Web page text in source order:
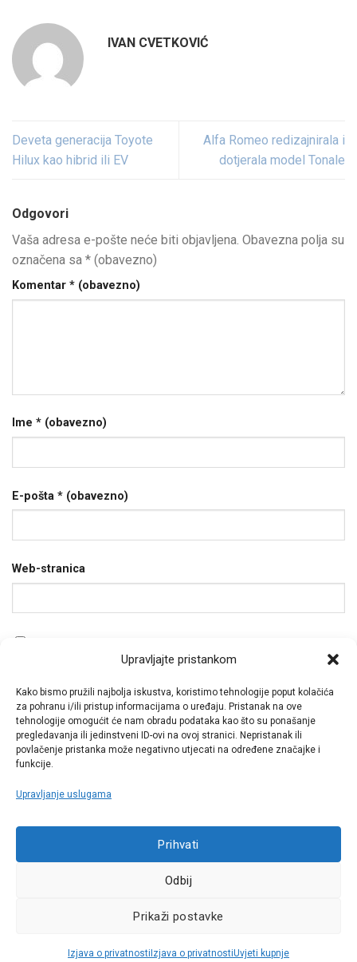
Upravljajte pristankom
Kako bismo pružili najbolja iskustva, koristimo tehnologije poput kolačića
za pohranu i/ili pristup informacijama o uređaju. Pristanak na ove
tehnologije omogućit će nam obradu podataka kao što su ponašanje
pregledavanja ili jedinstveni ID-ovi na ovoj stranici. Nepristanak ili
povlačenje pristanka može negativno utjecati na određene značajke i
funkcije.
Upravljanje uslugama
Prihvati
Odbij
Prikaži postavke
Izjava o privatnosti Izjava o privatnostiUvjeti kupnje
IVAN CVETKOVIĆ
Deveta generacija Toyote
Hilux kao hibrid ili EV
Alfa Romeo redizajnirala i
dotjerala model Tonale
Odgovori
Vaša adresa e-pošte neće biti objavljena. Obavezna polja su
označena sa * (obavezno)
Komentar * (obavezno)
Ime * (obavezno)
E-pošta * (obavezno)
Web-stranica
internet pregledniku za sljedeći put kada budem
komentirao.
Call centar
+38513030300